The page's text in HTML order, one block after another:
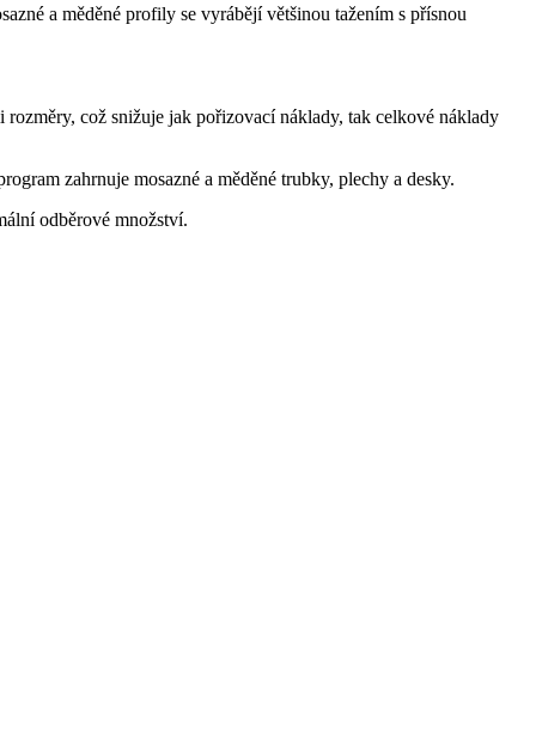
a měděné profily se vyrábějí většinou tažením s přísnou
což snižuje jak pořizovací náklady, tak celkové náklady
zahrnuje mosazné a měděné trubky, plechy a desky.
odběrové množství.